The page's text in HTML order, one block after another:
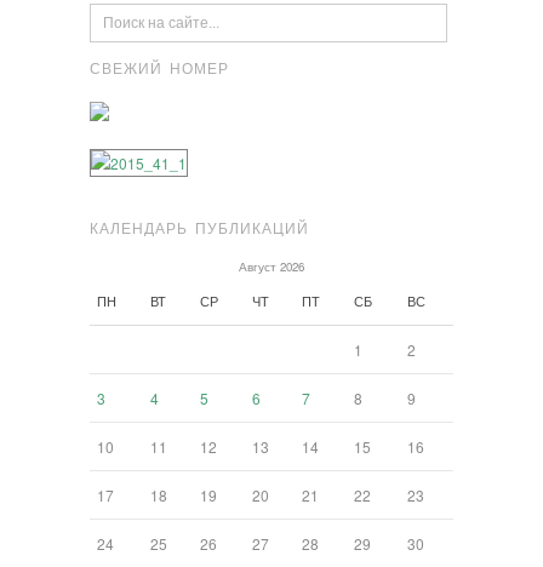
СВЕЖИЙ НОМЕР
КАЛЕНДАРЬ ПУБЛИКАЦИЙ
Август 2026
ПН ВТ СР ЧТ ПТ СБ ВС
1 2
3 4 5 6 7 8 9
10 11 12 13 14 15 16
17 18 19 20 21 22 23
24 25 26 27 28 29 30